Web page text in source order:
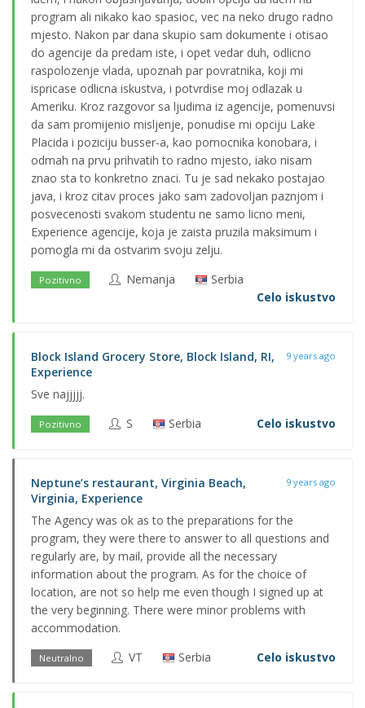
program ali nikako kao spasioc, vec na neko drugo radno
mjesto. Nakon par dana skupio sam dokumente i otisao
do agencije da predam iste, i opet vedar duh, odlicno
raspolozenje vlada, upoznah par povratnika, koji mi
ispricase odlicna iskustva, i potvrdise moj odlazak u
Ameriku. Kroz razgovor sa ljudima iz agencije, pomenuvsi
da sam promijenio misljenje, ponudise mi opciju Lake
Placida i poziciju busser-a, kao pomocnika konobara, i
odmah na prvu prihvatih to radno mjesto, iako nisam
znao sta to konkretno znaci. Tu je sad nekako postajao
java, i kroz citav proces jako sam zadovoljan paznjom i
posvecenosti svakom studentu ne samo licno meni,
Experience agencije, koja je zaista pruzila maksimum i
pomogla mi da ostvarim svoju zelju.
Pozitivno Nemanja
Serbia
Celo iskustvo
Block Island Grocery Store, Block Island, RI,
Experience
9 years ago
Sve najjjjj.
Pozitivno S Serbia Celo iskustvo
Neptune’s restaurant, Virginia Beach,
Virginia, Experience
9 years ago
The Agency was ok as to the preparations for the
program, they were there to answer to all questions and
regularly are, by mail, provide all the necessary
information about the program. As for the choice of
location, are not so help me even though I signed up at
the very beginning. There were minor problems with
accommodation.
Neutralno VT Serbia Celo iskustvo